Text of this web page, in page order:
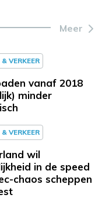
Meer
VERKEER
vanaf 2018
minder
VERKEER
wil
in de speed
chaos scheppen